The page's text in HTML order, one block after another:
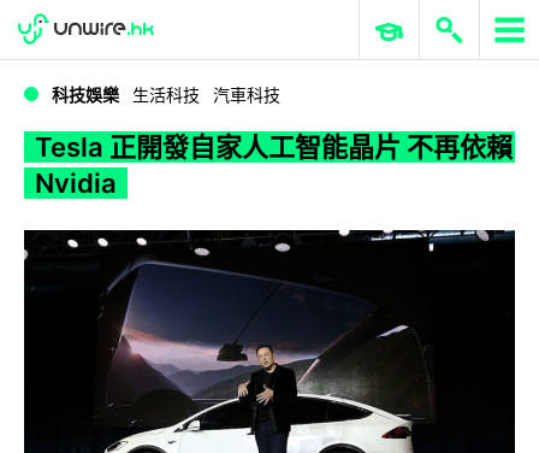
WWDC 2026 ERP 與商業 AI
科技娛樂 生活科技 汽車科技
Tesla 正開發自家人工智能晶片 不再依賴
Nvidia